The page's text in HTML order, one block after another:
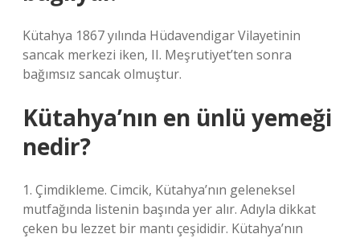
Kütahya 1867 yılında Hüdavendigar Vilayetinin
sancak merkezi iken, II. Meşrutiyet’ten sonra
bağımsız sancak olmuştur.
Kütahya’nın en ünlü yemeği
nedir?
1. Çimdikleme. Cimcik, Kütahya’nın geleneksel
mutfağında listenin başında yer alır. Adıyla dikkat
çeken bu lezzet bir mantı çeşididir. Kütahya’nın